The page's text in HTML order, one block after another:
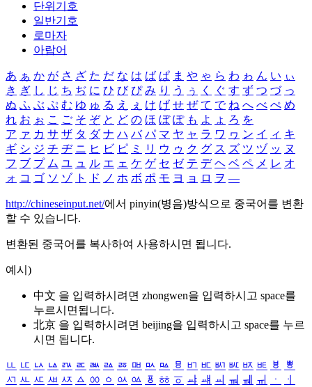
단위기호
일반기호
로마자
아랍어
あ ぁ か が さ ざ た だ な は ば ぱ ま や ゃ ら わ ゎ ん い ぃ
き ぎ し じ ち ぢ に ひ び ぴ み り う ぅ く ぐ す ず つ づ っ
ぬ ふ ぶ ぷ む ゆ ゅ る え ぇ け げ せ ぜ て で ね へ べ ぺ め
れ お ぉ こ ご そ ぞ と ど の ほ ぼ ぽ も よ ょ ろ を
ア ァ カ サ ザ タ ダ ナ ハ バ パ マ ヤ ャ ラ ワ ヮ ン イ ィ キ
ギ シ ジ チ ヂ ニ ヒ ビ ピ ミ リ ウ ゥ ク グ ス ズ ツ ヅ ッ ヌ
フ ブ プ ム ユ ュ ル エ ェ ケ ゲ セ ゼ テ デ ヘ ベ ペ メ レ オ
ォ コ ゴ ソ ゾ ト ド ノ ホ ボ ポ モ ヨ ョ ロ ヲ ―
http://chineseinput.net/에서 pinyin(병음)방식으로 중국어를 변환
할 수 있습니다.
변환된 중국어를 복사하여 사용하시면 됩니다.
예시)
中文 을 입력하시려면 zhongwen을 입력하시고 space를
누르시면됩니다.
北京 을 입력하시려면 beijing을 입력하시고 space를 누르
시면 됩니다.
ㅥ ㅦ ㅧ ㅨ ㅩ ㅪ ㅫ ㅬ ㅭ ㅮ ㅯ ㅰ ㅱ ㅲ ㅳ ㅴ ㅵ ㅶ ㅷ ㅸ
ㅹ
ㅺ ㅻ ㅼ ㅽ ㅾ ㅿ ㆀ ㆁ ㆂ ㆃ ㆄ ㆅ ㆆ ㆇ ㆈ ㆉ ㆊ ㆋ ㆌ ㆍ
ㆎ